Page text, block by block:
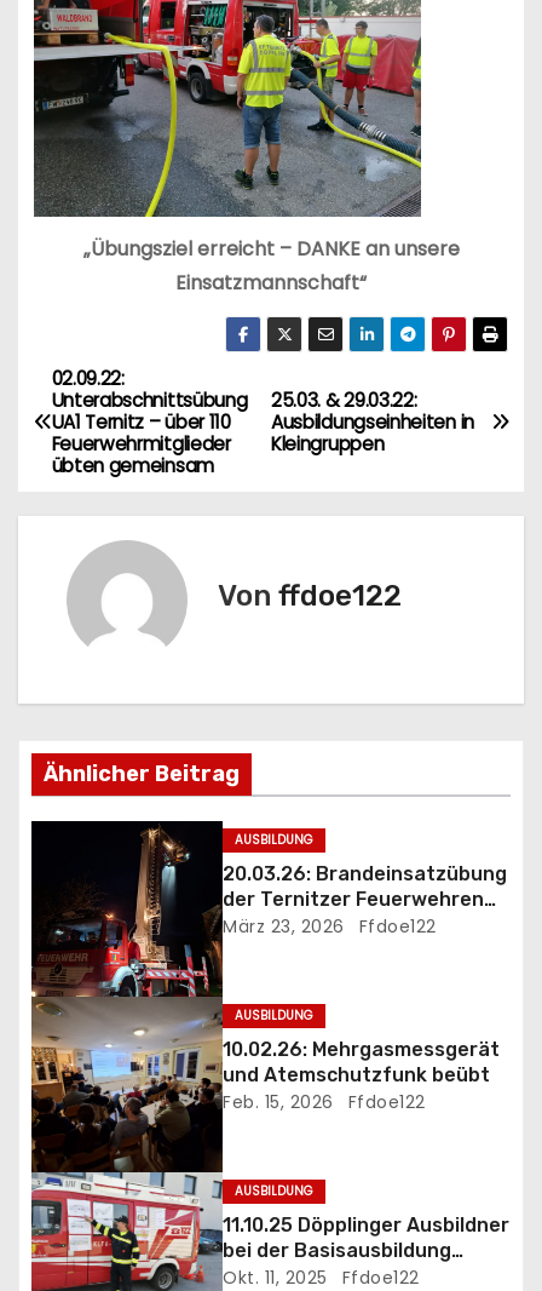
„Übungsziel erreicht – DANKE an unsere
Einsatzmannschaft“
B
e
g
s
n
v
i
g
a
t
i
o
n
25.03. & 29.03.22:
Ausbildungseinheiten in
Kleingruppen
02.09.22:
Unterabschnittsübung
UA1 Ternitz – über 110
Feuerwehrmitglieder
übten gemeinsam
Von ffdoe122
Ähnlicher Beitrag
AUSBILDUNG
20.03.26: Brandeinsatzübung
der Ternitzer Feuerwehren
FF Döppling und FF St.Johann
März 23, 2026 Ffdoe122
AUSBILDUNG
10.02.26: Mehrgasmessgerät
und Atemschutzfunk beübt
Feb. 15, 2026 Ffdoe122
AUSBILDUNG
11.10.25 Döpplinger Ausbildner
bei der Basisausbildung
eingesetzt
Okt. 11, 2025 Ffdoe122